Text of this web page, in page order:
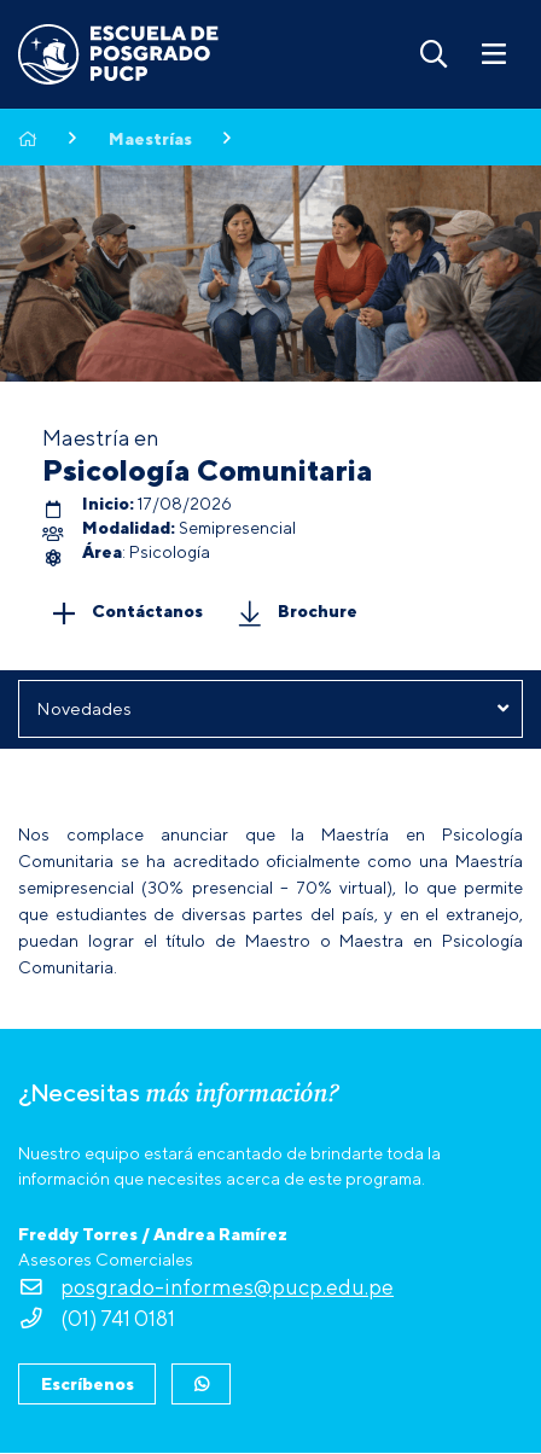
Maestrías
Maestría en
Psicología Comunitaria
Inicio:17/08/2026
Modalidad: Semipresencial
Área: Psicología
Contáctanos Brochure
Nos complace anunciar que la Maestría en Psicología
Comunitaria se ha acreditado oficialmente como una Maestría
semipresencial (30% presencial – 70% virtual), lo que permite
que estudiantes de diversas partes del país, y en el extranejo,
puedan lograr el título de Maestro o Maestra en Psicología
Comunitaria.
¿Necesitas más información?
Nuestro equipo estará encantado de brindarte toda la
información que necesites acerca de este programa.
Freddy Torres / Andrea Ramírez
Asesores Comerciales
posgrado-informes@pucp.edu.pe
(01) 741 0181
Escríbenos